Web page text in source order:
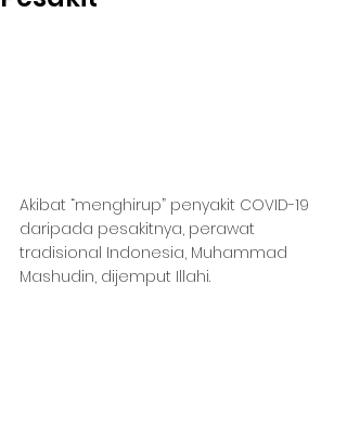
Akibat “menghirup” penyakit COVID-19
daripada pesakitnya, perawat
tradisional Indonesia, Muhammad
Mashudin, dijemput Illahi.